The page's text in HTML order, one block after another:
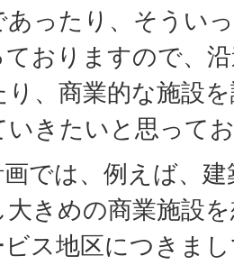
ったり、そうい
おりますので、
り、商業的な施設
いきたいと思って
では、例えば、
大きめの商業施設
ス地区につきま